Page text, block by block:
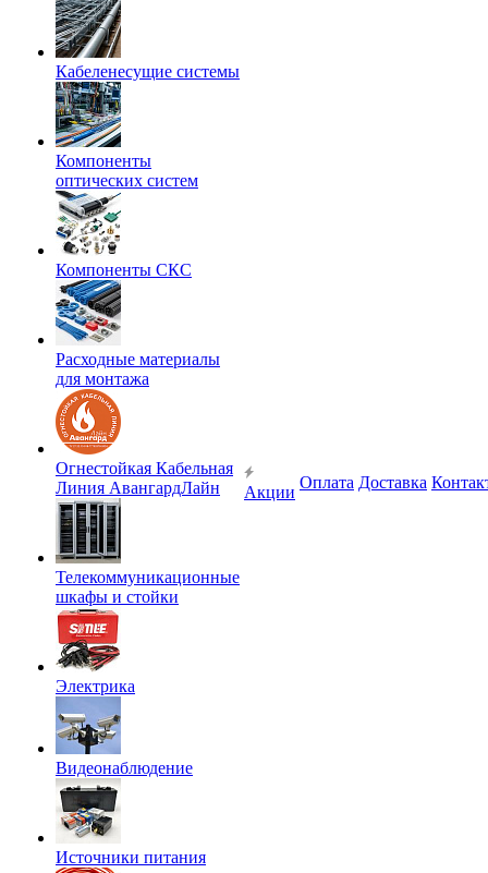
Кабеленесущие системы
Компоненты
оптических систем
Компоненты СКС
Расходные материалы
для монтажа
Огнестойкая Кабельная
Линия АвангардЛайн
Телекоммуникационные
шкафы и стойки
Электрика
Видеонаблюдение
Источники питания
Акции
Оплата Доставка